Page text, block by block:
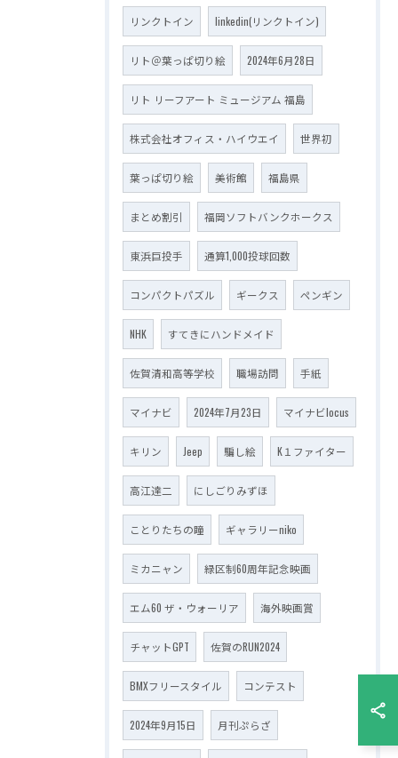
リンクトイン linkedin(リンクトイン)
リト＠葉っぱ切り絵 2024年6月28日
リト リーフアート ミュージアム 福島
株式会社オフィス・ハイウエイ 世界初
葉っぱ切り絵 美術館 福島県
まとめ割引 福岡ソフトバンクホークス
東浜巨投手 通算1,000投球回数
コンパクトパズル ギークス ペンギン
NHK すてきにハンドメイド
佐賀清和高等学校 職場訪問 手紙
マイナビ 2024年7月23日 マイナビlocus
キリン Jeep 騙し絵 K１ファイター
高江達二 にしごりみずほ
ことりたちの瞳 ギャラリーniko
ミカニャン 緑区制60周年記念映画
エム60 ザ・ウォーリア 海外映画賞
チャットGPT 佐賀のRUN2024
BMXフリースタイル コンテスト
2024年9月15日 月刊ぷらざ